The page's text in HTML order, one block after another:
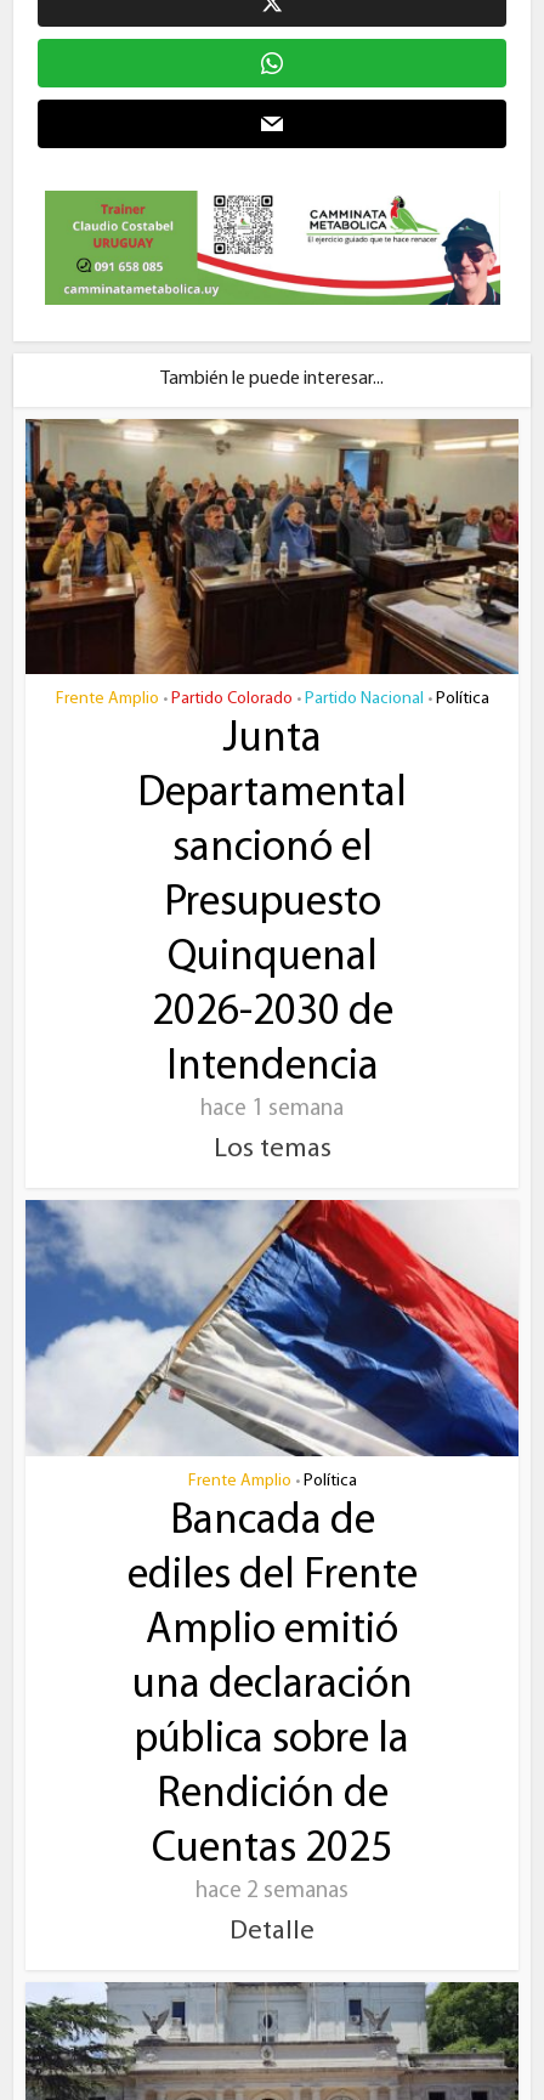
También le puede interesar...
Frente Amplio • Partido Colorado • Partido Nacional • Política
Junta
Departamental
sancionó el
Presupuesto
Quinquenal
2026-2030 de
Intendencia
hace 1 semana
Los temas
Frente Amplio • Política
Bancada de
ediles del Frente
Amplio emitió
una declaración
pública sobre la
Rendición de
Cuentas 2025
hace 2 semanas
Detalle